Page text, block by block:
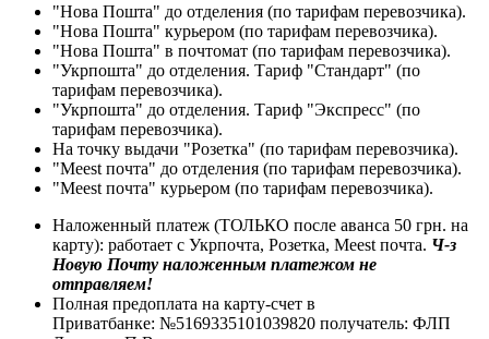
"Нова Пошта" до отделения (по тарифам перевозчика).
"Нова Пошта" курьером (по тарифам перевозчика).
"Нова Пошта" в почтомат (по тарифам перевозчика).
"Укрпошта" до отделения. Тариф "Стандарт" (по
тарифам перевозчика).
"Укрпошта" до отделения. Тариф "Экспресс" (по
тарифам перевозчика).
На точку выдачи "Розетка" (по тарифам перевозчика).
"Meest почта" до отделения (по тарифам перевозчика).
"Meest почта" курьером (по тарифам перевозчика).
Наложенный платеж (ТОЛЬКО после аванса 50 грн. на
карту): работает с Укрпочта, Розетка, Meest почта. Ч-з
Новую Почту наложенным платежом не
отправляем!
Полная предоплата на карту-счет в
Приватбанке: №5169335101039820 получатель: ФЛП